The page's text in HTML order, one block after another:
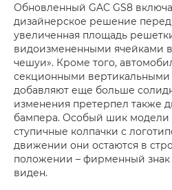
Обновленный GAC GS8
дизайнерское решение
увеличенная площадь
видоизмененными ячейками
чешуи». Кроме того,
секционными вертикальными
добавляют еще больше
изменения претерпел также
бампера. Особый шик модели
ступичные колпачки с
движении они остаются в
положении – фирменный знак
виден.